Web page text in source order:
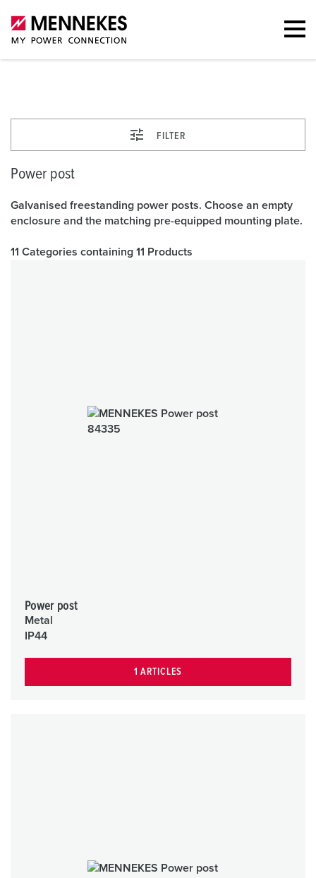
Power post
FILTER
Power post
Galvanised freestanding power posts. Choose an empty
enclosure and the matching pre-equipped mounting plate.
11 Categories containing 11 Products
Power post
Metal
IP44
1 ARTICLES